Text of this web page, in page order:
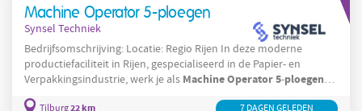
Machine Operator 5-ploegen
Synsel Techniek
Bedrijfsomschrijving: Locatie: Regio Rijen In deze moderne
productiefaciliteit in Rijen, gespecialiseerd in de Papier- en
Verpakkingsindustrie, werk je als MachineOperator5-ploegen
aan de
Tilburg22 km 7 DAGEN GELEDEN